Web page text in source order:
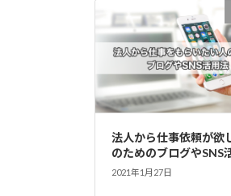
法人から仕事依頼が欲
のためのブログやSNS
2021年1月27日